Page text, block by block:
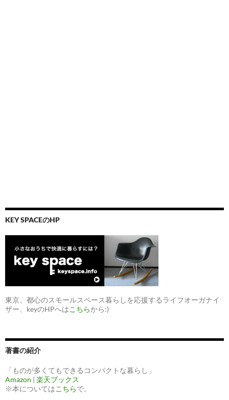
KEY SPACEのHP
東京、都心のスモールスペース暮らしを応援するライフオーガナイ
ザー、keyのHPへはこちらから:)
著書の紹介
「ものが多くてもできるコンパクトな暮らし」
Amazon | 楽天ブックス
※本についてはこちらで。